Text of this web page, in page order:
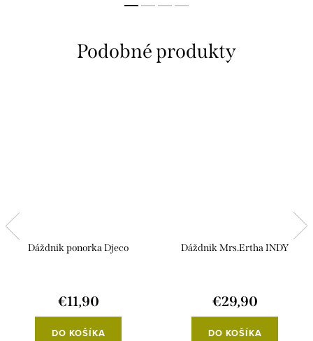
Dáždnik ponorka Djeco
€11,90
DO KOŠÍKA
Dáždnik Mrs.Ertha INDY
€29,90
DO KOŠÍKA